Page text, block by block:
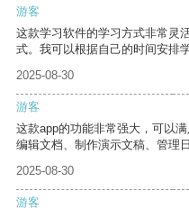
游客
这款学习软件的学习方式非常灵
式。我可以根据自己的时间安排
2025-08-30
游客
这款app的功能非常强大，可以
编辑文档、制作演示文稿、管理
2025-08-30
游客